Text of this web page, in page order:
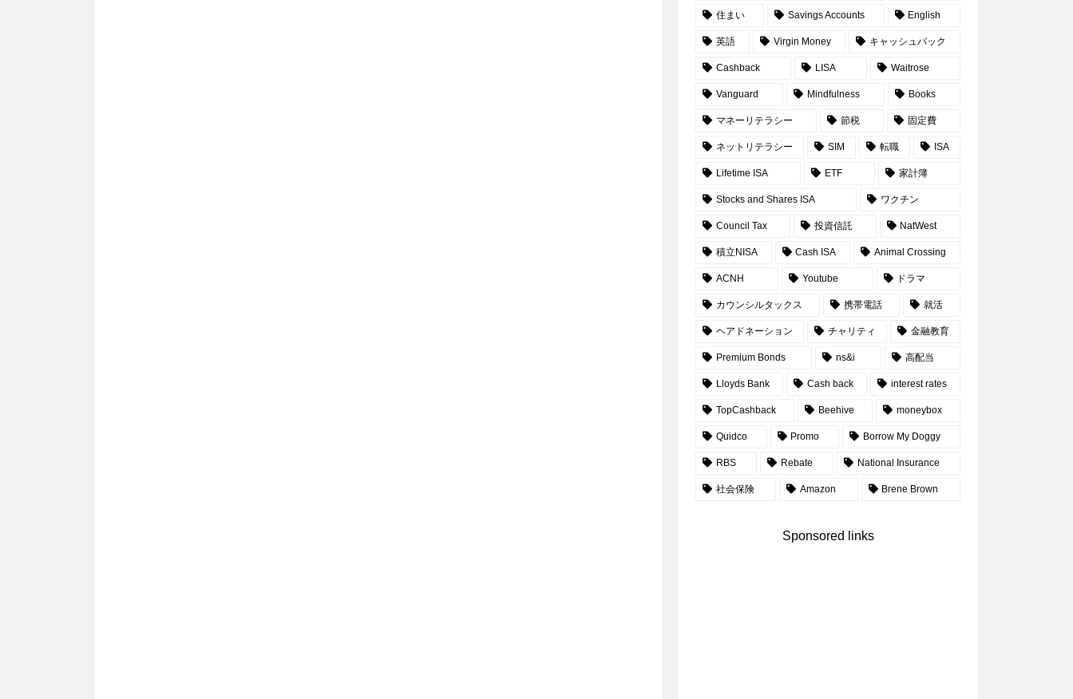
住まい Savings Accounts English
英語 Virgin Money キャッシュバック
Cashback LISA Waitrose
Vanguard Mindfulness Books
マネーリテラシー 節税 固定費
ネットリテラシー SIM 転職 ISA
Lifetime ISA ETF 家計簿
Stocks and Shares ISA ワクチン
Council Tax 投資信託 NatWest
積立NISA Cash ISA Animal Crossing
ACNH Youtube ドラマ
カウンシルタックス 携帯電話 就活
ヘアドネーション チャリティ 金融教育
Premium Bonds ns&i 高配当
Lloyds Bank Cash back interest rates
TopCashback Beehive moneybox
Quidco Promo Borrow My Doggy
RBS Rebate National Insurance
社会保険 Amazon Brene Brown
Sponsored links